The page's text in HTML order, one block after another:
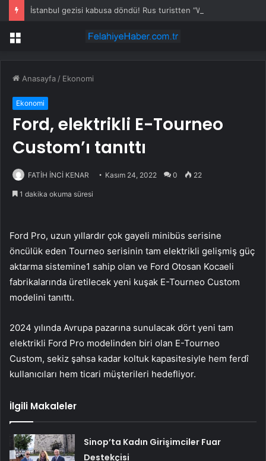
Menü
Anasayfa / Ekonomi
Ekonomi
Ford, elektrikli E-Tourneo
Custom’ı tanıttı
FATİH İNCİ KENAR Kasım 24, 2022 0 22
1 dakika okuma süresi
Ford Pro, uzun yıllardır çok gayeli minibüs serisine
öncülük eden Tourneo serisinin tam elektrikli gelişmiş güç
aktarma sistemine1 sahip olan ve Ford Otosan Kocaeli
fabrikalarında üretilecek yeni kuşak E-Tourneo Custom
modelini tanıttı.
2024 yılında Avrupa pazarına sunulacak dört yeni tam
elektrikli Ford Pro modelinden biri olan E-Tourneo
Custom, sekiz şahsa kadar koltuk kapasitesiyle hem ferdî
kullanıcıları hem ticari müşterileri hedefliyor.
İlgili Makaleler
Sinop’ta Kadın Girişimciler Fuar
Destekçisi